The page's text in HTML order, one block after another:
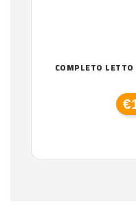
COMPLETO